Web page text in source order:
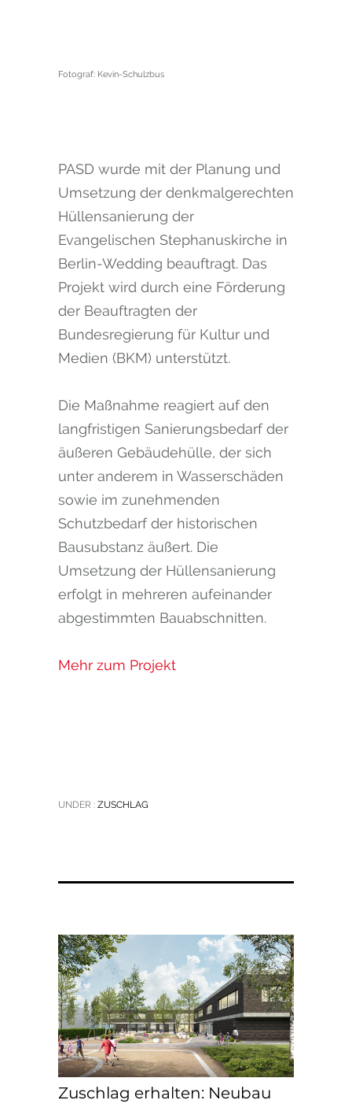
Fotograf: Kevin-Schulzbus
PASD wurde mit der Planung und
Umsetzung der denkmalgerechten
Hüllensanierung der
Evangelischen Stephanuskirche in
Berlin-Wedding beauftragt. Das
Projekt wird durch eine Förderung
der Beauftragten der
Bundesregierung für Kultur und
Medien (BKM) unterstützt.
Die Maßnahme reagiert auf den
langfristigen Sanierungsbedarf der
äußeren Gebäudehülle, der sich
unter anderem in Wasserschäden
sowie im zunehmenden
Schutzbedarf der historischen
Bausubstanz äußert. Die
Umsetzung der Hüllensanierung
erfolgt in mehreren aufeinander
abgestimmten Bauabschnitten.
Mehr zum Projekt
UNDER : ZUSCHLAG
Zuschlag erhalten: Neubau